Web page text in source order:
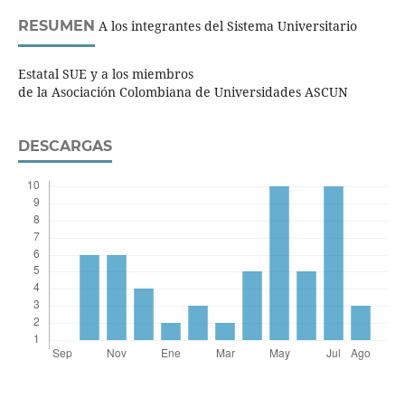
RESUMEN A los integrantes del Sistema Universitario
Estatal SUE y a los miembros
de la Asociación Colombiana de Universidades ASCUN
DESCARGAS